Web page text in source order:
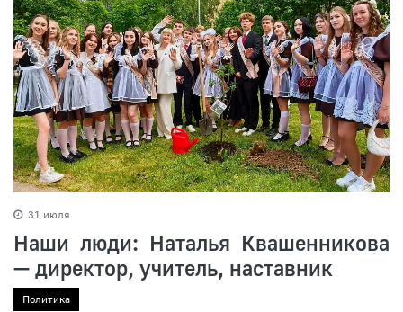
31 июля
Наши люди: Наталья Квашенникова
— директор, учитель, наставник
Политика